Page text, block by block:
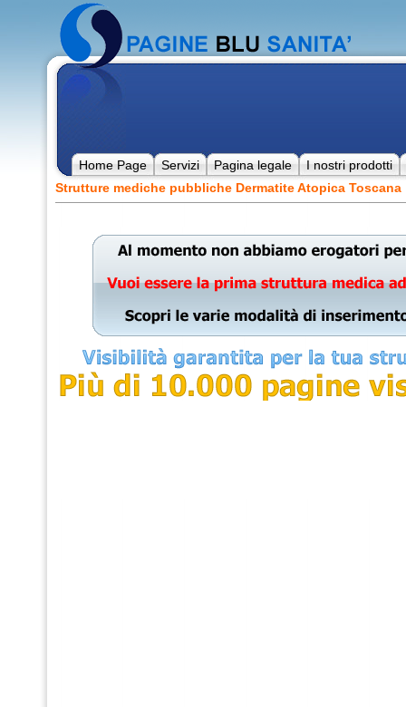
Home Page Servizi Pagina legale
I nostri prodotti
Strutture mediche pubbliche Dermatite Atopica Toscana